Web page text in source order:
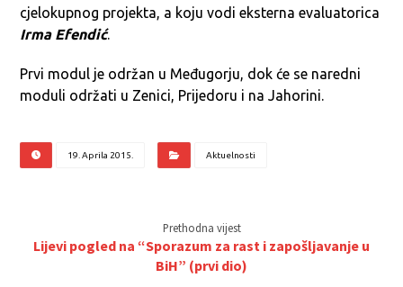
cjelokupnog projekta, a koju vodi eksterna evaluatorica
Irma Efendić.
Prvi modul je održan u Međugorju, dok će se naredni
moduli održati u Zenici, Prijedoru i na Jahorini.
19. Aprila 2015. Aktuelnosti
Prethodna vijest
Lijevi pogled na “Sporazum za rast i zapošljavanje u
BiH” (prvi dio)